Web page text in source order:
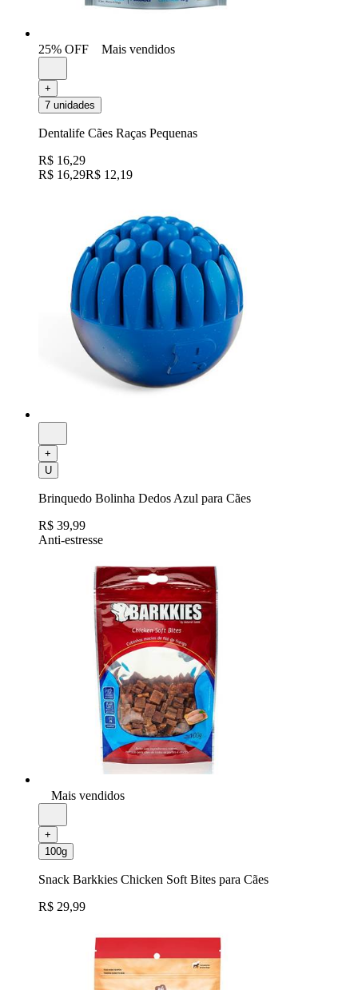
25% OFF Mais vendidos
+
7 unidades
Dentalife Cães Raças Pequenas
R$ 16,29
R$ 16,29R$ 12,19
+
U
Brinquedo Bolinha Dedos Azul para Cães
R$ 39,99
Anti-estresse
Mais vendidos
+
100g
Snack Barkkies Chicken Soft Bites para Cães
R$ 29,99